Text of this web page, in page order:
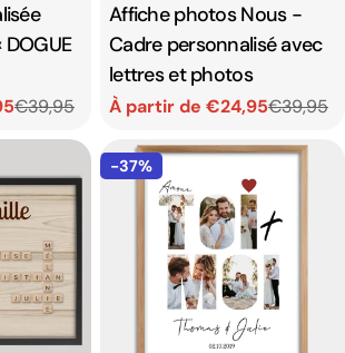
€39,95
Affiche photos Nous -
Cadre personnalisé avec
lettres et photos
Prix
de
vente
À partir de €24,95
Prix
habituel
€39,95
-37%